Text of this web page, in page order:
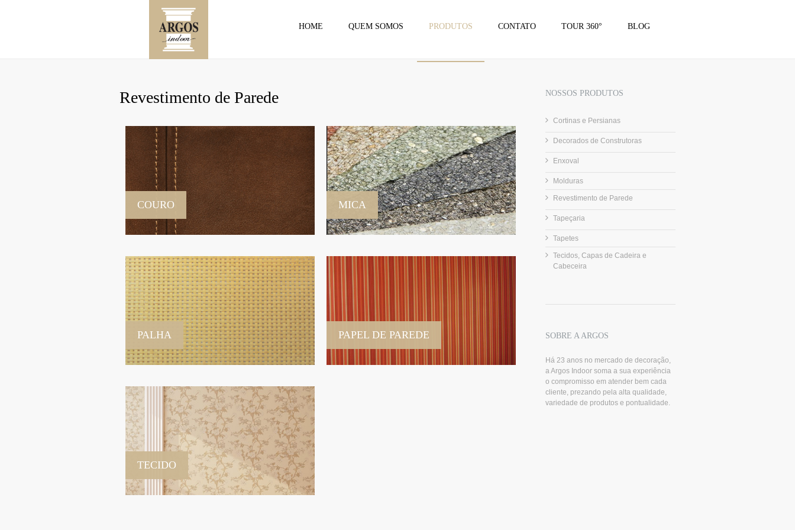
HOME QUEM SOMOS PRODUTOS CONTATO TOUR 360° BLOG
Revestimento de Parede
COURO MICA
PALHA PAPEL DE PAREDE
TECIDO
NOSSOS PRODUTOS
Cortinas e Persianas
Decorados de Construtoras
Enxoval
Molduras
Revestimento de Parede
Tapeçaria
Tapetes
Tecidos, Capas de Cadeira e
Cabeceira
SOBRE A ARGOS
Há 23 anos no mercado de decoração,
a Argos Indoor soma a sua experiência
o compromisso em atender bem cada
cliente, prezando pela alta qualidade,
variedade de produtos e pontualidade.